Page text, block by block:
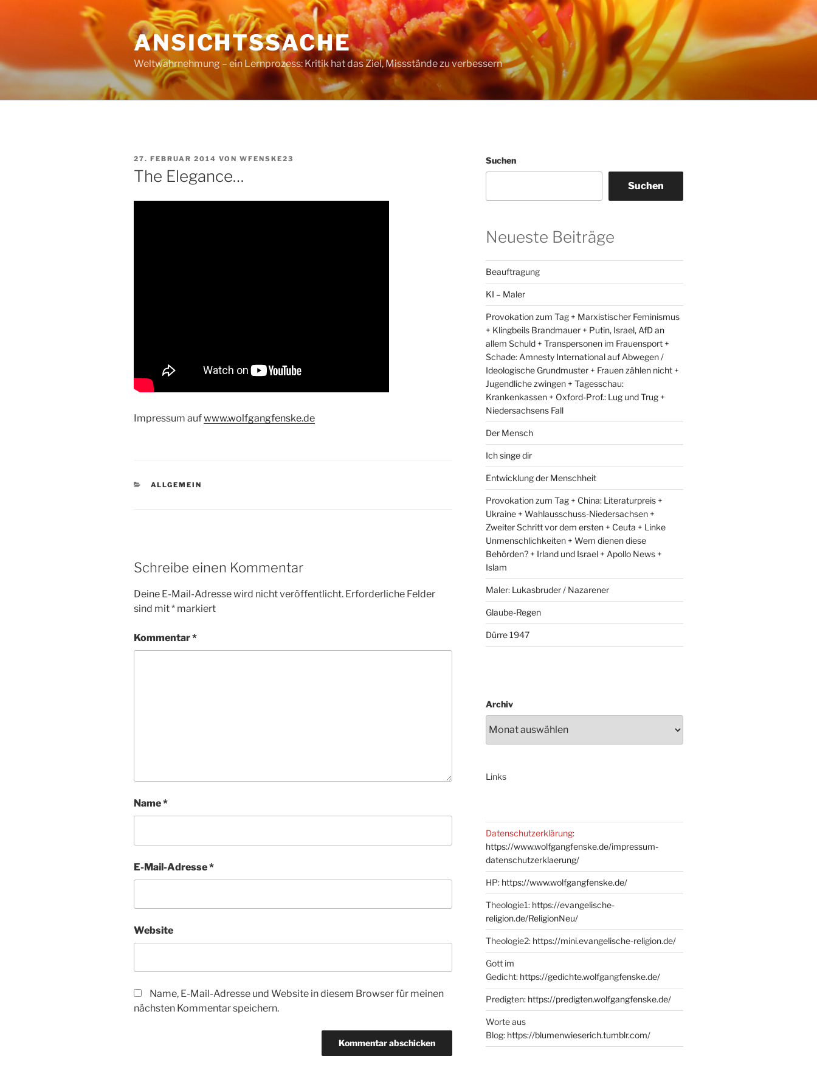
ANSICHTSSACHE
Weltwahrnehmung – ein Lernprozess: Kritik hat das Ziel, Missstände zu verbessern
VERÖFFENTLICHT
AM
27. FEBRUAR 2014 VON WFENSKE23
The Elegance…
Impressum aufwww.wolfgangfenske.de
KATEGORIEN
ALLGEMEIN
Schreibe einen Kommentar
Deine E-Mail-Adresse wird nicht veröffentlicht. Erforderliche Felder
sind mit* markiert
Kommentar*
Name*
E-Mail-Adresse*
Website
Name, E-Mail-Adresse und Website in diesem Browser für meinen
nächsten Kommentar speichern.
Suchen
Suchen
Neueste Beiträge
Beauftragung
KI – Maler
Provokation zum Tag + Marxistischer Feminismus
+ Klingbeils Brandmauer + Putin, Israel, AfD an
allem Schuld + Transpersonen im Frauensport +
Schade: Amnesty International auf Abwegen /
Ideologische Grundmuster + Frauen zählen nicht +
Jugendliche zwingen + Tagesschau:
Krankenkassen + Oxford-Prof.: Lug und Trug +
Niedersachsens Fall
Der Mensch
Ich singe dir
Entwicklung der Menschheit
Provokation zum Tag + China: Literaturpreis +
Ukraine + Wahlausschuss-Niedersachsen +
Zweiter Schritt vor dem ersten + Ceuta + Linke
Unmenschlichkeiten + Wem dienen diese
Behörden? + Irland und Israel + Apollo News +
Islam
Maler: Lukasbruder / Nazarener
Glaube-Regen
Dürre 1947
Archiv
Links
Datenschutzerklärung:
https://www.wolfgangfenske.de/impressum-
datenschutzerklaerung/
HP: https://www.wolfgangfenske.de/
Theologie1: https://evangelische-
religion.de/ReligionNeu/
Theologie2: https://mini.evangelische-religion.de/
Gott im
Gedicht: https://gedichte.wolfgangfenske.de/
Predigten: https://predigten.wolfgangfenske.de/
Worte aus
Blog: https://blumenwieserich.tumblr.com/